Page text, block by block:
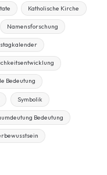
Katholische Kirche
Namensforschung
Bedeutung
Symbolik
Bedeutung